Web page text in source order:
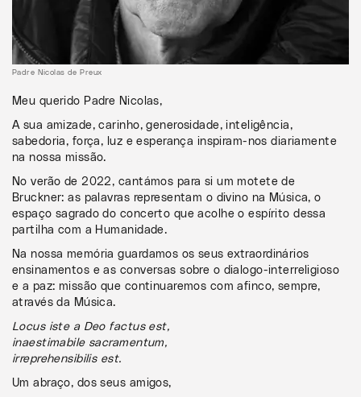
Padre Nicolas de Preux
Meu querido Padre Nicolas,
A sua amizade, carinho, generosidade, inteligência,
sabedoria, força, luz e esperança inspiram-nos diariamente
na nossa missão.
No verão de 2022, cantámos para si um motete de
Bruckner: as palavras representam o divino na Música, o
espaço sagrado do concerto que acolhe o espírito dessa
partilha com a Humanidade.
Na nossa memória guardamos os seus extraordinários
ensinamentos e as conversas sobre o dialogo-interreligioso
e a paz: missão que continuaremos com afinco, sempre,
através da Música.
Locus iste a Deo factus est,
inaestimabile sacramentum,
irreprehensibilis est.
Um abraço, dos seus amigos,